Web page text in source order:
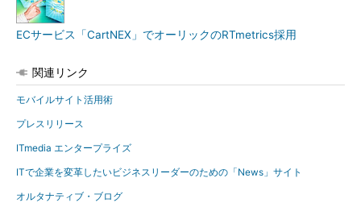
ECサービス「CartNEX」でオーリックのRTmetrics採用
関連リンク
モバイルサイト活用術
プレスリリース
ITmedia エンタープライズ
ITで企業を変革したいビジネスリーダーのための「News」サイト
オルタナティブ・ブログ